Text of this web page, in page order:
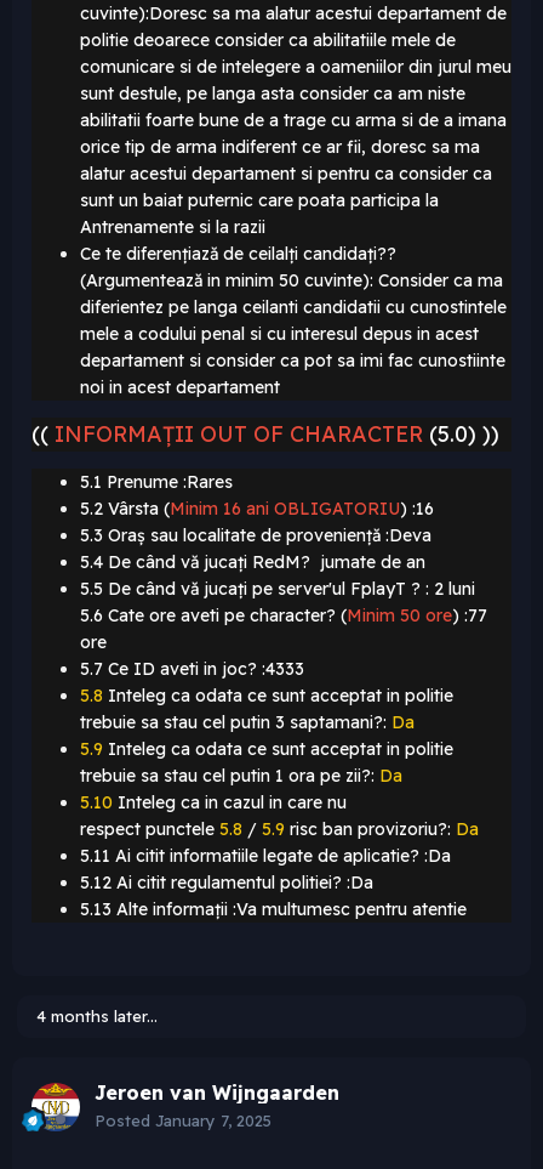
cuvinte):Doresc sa ma alatur acestui departament de
politie deoarece consider ca abilitatiile mele de
comunicare si de intelegere a oameniilor din jurul meu
sunt destule, pe langa asta consider ca am niste
abilitatii foarte bune de a trage cu arma si de a imana
orice tip de arma indiferent ce ar fii, doresc sa ma
alatur acestui departament si pentru ca consider ca
sunt un baiat puternic care poata participa la
Antrenamente si la razii
Ce te diferențiază de ceilalți candidați??
(Argumentează in minim 50 cuvinte): Consider ca ma
diferientez pe langa ceilanti candidatii cu cunostintele
mele a codului penal si cu interesul depus in acest
departament si consider ca pot sa imi fac cunostiinte
noi in acest departament
(( INFORMAȚII OUT OF CHARACTER (5.0) ))
5.1 Prenume :Rares
5.2 Vârsta (Minim 16 ani OBLIGATORIU) :16
5.3 Oraș sau localitate de proveniență :Deva
5.4 De când vă jucați RedM? jumate de an
5.5 De când vă jucați pe server'ul FplayT ? : 2 luni
5.6 Cate ore aveti pe character? (Minim 50 ore) :77
ore
5.7 Ce ID aveti in joc? :4333
5.8 Inteleg ca odata ce sunt acceptat in politie
trebuie sa stau cel putin 3 saptamani?: Da
5.9 Inteleg ca odata ce sunt acceptat in politie
trebuie sa stau cel putin 1 ora pe zii?: Da
5.10 Inteleg ca in cazul in care nu
respect punctele 5.8 / 5.9 risc ban provizoriu?: Da
5.11 Ai citit informatiile legate de aplicatie? :Da
5.12 Ai citit regulamentul politiei? :Da
5.13 Alte informații :Va multumesc pentru atentie
4 months later...
Jeroen van Wijngaarden
Posted January 7, 2025